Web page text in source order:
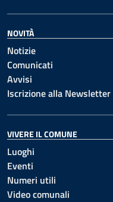
NOVITÀ
Notizie
Comunicati
Avvisi
Iscrizione alla Newsletter
VIVERE IL COMUNE
Luoghi
Eventi
Numeri utili
Video comunali